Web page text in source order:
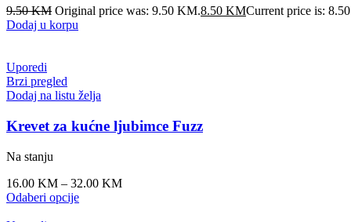
9.50KM Original price was: 9.50 KM.8.50 KMCurrent price is:
Dodaj u korpu
Uporedi
Brzi pregled
Dodaj na listu želja
Krevet za kućne ljubimce Fuzz
Na stanju
16.00 KM – 32.00 KM
Odaberi opcije